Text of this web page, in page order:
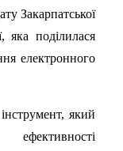
Закарпатської
яка поділилася
електронного
який